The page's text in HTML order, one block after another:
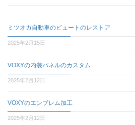
ミツオカ自動車のビュートのレストア
2025年2月15日
VOXYの内装パネルのカスタム
2025年2月12日
VOXYのエンブレム加工
2025年2月12日